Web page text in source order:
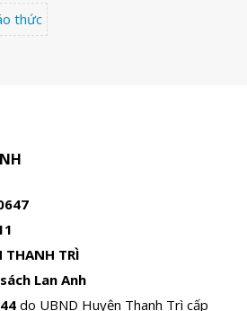
thức
THANH TRÌ
Lan Anh
do UBND Huyện Thanh Trì cấp